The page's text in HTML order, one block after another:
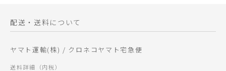
配送・送料について
ヤマト運輸(株) / クロネコヤマト宅急便
送料詳細（内税）